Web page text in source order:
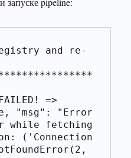
and re-
=>
"msg": "Error
while fetching
('Connection